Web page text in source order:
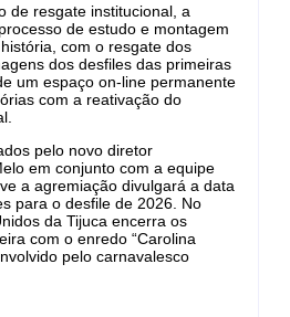
de resgate institucional, a
de estudo e montagem
com o resgate dos
dos desfiles das primeiras
um espaço on-line permanente
com a reativação do
pelo novo diretor
em conjunto com a equipe
a agremiação divulgará a data
para o desfile de 2026. No
da Tijuca encerra os
com o enredo “Carolina
pelo carnavalesco